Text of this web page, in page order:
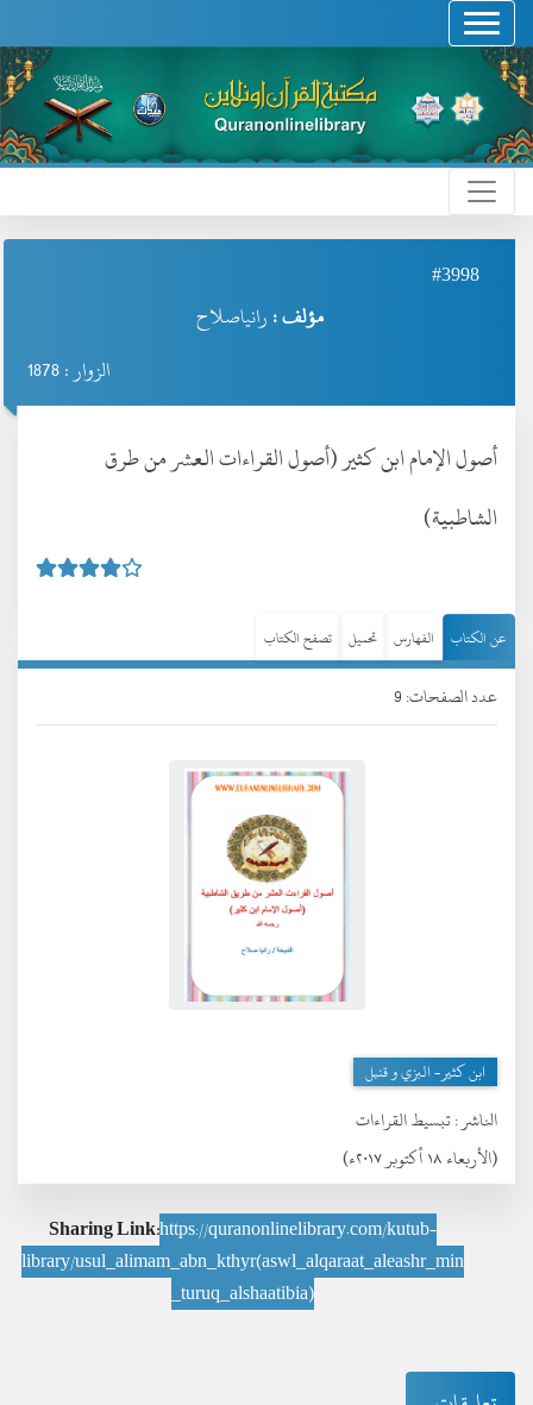
#3998
مؤلف : رانياصلاح
الزوار : 1878
أصول الإمام ابن كثير (أصول القراءات العشر من طرق
الشاطبية)
عن الكتاب الفهارس تحميل تصفح الكتاب
عدد الصفحات: 9
(الأربعاء ١٨ أكتوبر ٢٠١٧ء)
الناشر :تبسيط القراءات
ابن كثير- البزي و قنبل
Sharing Link:https://quranonlinelibrary.com/kutub-
library/usul_alimam_abn_kthyr(aswl_alqaraat_aleashr_min
_turuq_alshaatibia)